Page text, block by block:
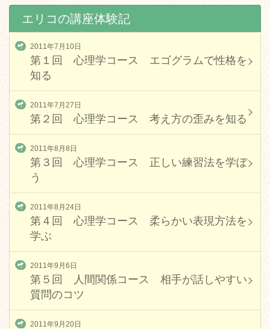
エリコの講座体験記
2011年7月10日
第１回 心理学コース エゴグラムで性格を
知る
2011年7月27日
第２回 心理学コース 考え方の歪みを知る
2011年8月8日
第３回 心理学コース 正しい練習法を学ぼ
う
2011年8月24日
第４回 心理学コース 柔らかい表現方法を
学ぶ
2011年9月6日
第５回 人間関係コース 相手が話しやすい
質問のコツ
2011年9月20日